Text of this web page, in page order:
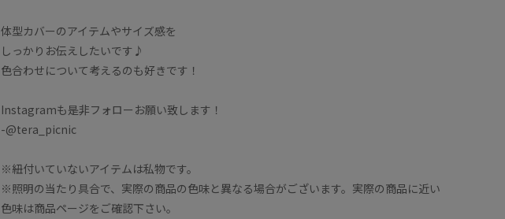
体型カバーのアイテムやサイズ感を
しっかりお伝えしたいです♪
色合わせについて考えるのも好きです！
Instagramも是非フォローお願い致します！
-@tera_picnic
※紐付いていないアイテムは私物です。
※照明の当たり具合で、実際の商品の色味と異なる場合がございます。実際の商品に近い
色味は商品ページをご確認下さい。